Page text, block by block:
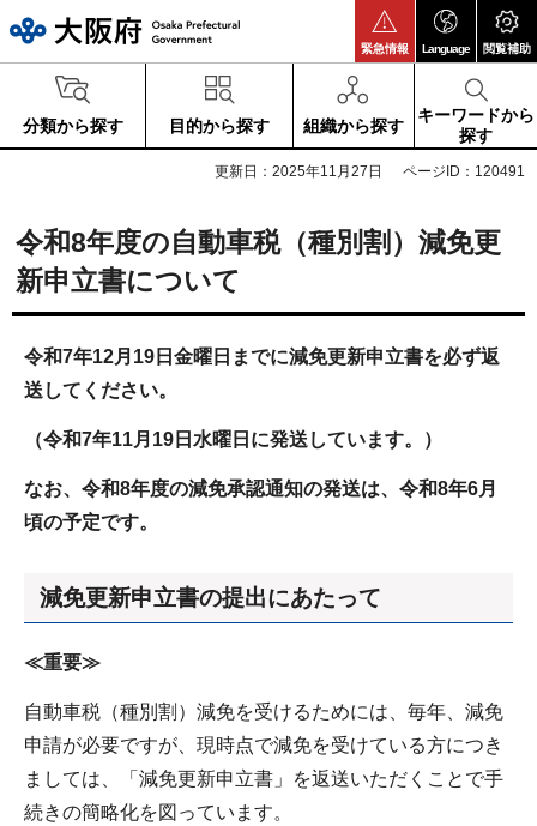
緊急情報 Language 閲覧補助
分類から探す 目的から探す 組織から探す
キーワードから
探す
更新日：2025年11月27日 ページID：120491
令和8年度の自動車税（種別割）減免更
新申立書について
令和7年12月19日金曜日までに減免更新申立書を必ず返
送してください。
（令和7年11月19日水曜日に発送しています。）
なお、令和8年度の減免承認通知の発送は、令和8年6月
頃の予定です。
減免更新申立書の提出にあたって
≪重要≫
自動車税（種別割）減免を受けるためには、毎年、減免
申請が必要ですが、現時点で減免を受けている方につき
ましては、「減免更新申立書」を返送いただくことで手
続きの簡略化を図っています。